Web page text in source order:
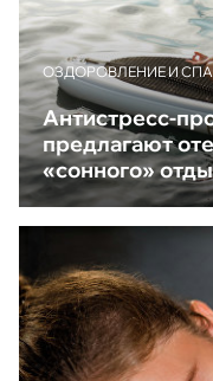
ОЗДОРОВЛЕНИЕ И СПА
Антистресс-
предлагают
«сонного»